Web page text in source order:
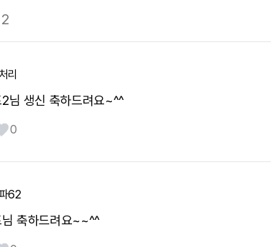
리
님 생신 축하드려요~^^
0
62
님 축하드려요~~^^